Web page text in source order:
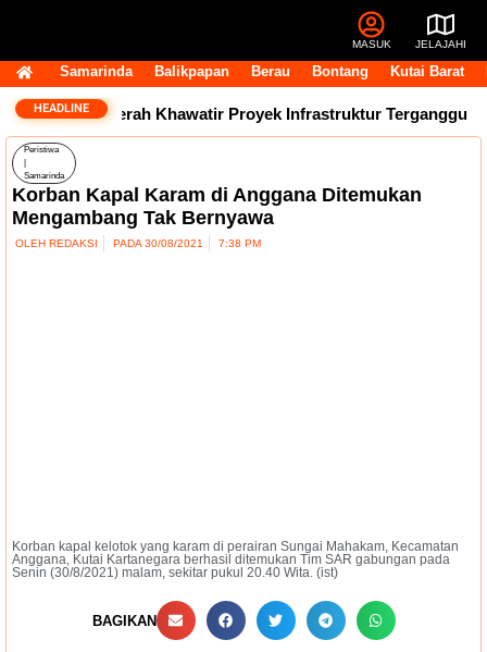
MASUK JELAJAHI
Samarinda Balikpapan Berau Bontang Kutai Barat
HEADLINE
Kepala Daerah Khawatir Proyek Infrastruktur Terganggu
Peristiwa
Samarinda
Korban Kapal Karam di Anggana Ditemukan
Mengambang Tak Bernyawa
OLEH REDAKSI PADA 30/08/2021 7:38 PM
Korban kapal kelotok yang karam di perairan Sungai Mahakam, Kecamatan
Anggana, Kutai Kartanegara berhasil ditemukan Tim SAR gabungan pada
Senin (30/8/2021) malam, sekitar pukul 20.40 Wita. (ist)
BAGIKAN